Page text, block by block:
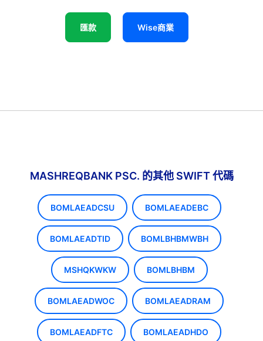
匯款 Wise商業
MASHREQBANK PSC. 的其他 SWIFT 代碼
BOMLAEADCSU BOMLAEADEBC
BOMLAEADTID BOMLBHBMWBH
MSHQKWKW BOMLBHBM
BOMLAEADWOC BOMLAEADRAM
BOMLAEADFTC BOMLAEADHDO